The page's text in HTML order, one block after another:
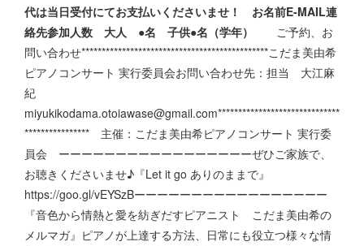
代は当日受付にてお支払いくださいませ！ お名前E-MAIL連
絡先参加人数 大人 ●名 子供●名（学年）
ご予約、お
問い合わせ**********************************************こだま美由希
ピアノコンサート 実行委員会お問い合わせ先：担当 大江麻
紀
miyukikodama.otoiawase@gmail.com******************************
**************** 主催：こだま美由希ピアノコンサート 実行委
員会 ーーーーーーーーーーーーーーーーーぜひご家族で、
お聴きくださいませ♪『Let it go ありのままで』
https://goo.gl/vEYSzBーーーーーーーーーーーーーーーーー
『音色から情熱と愛を紡ぎだすピアニスト こだま美由希の
メルマガ』ピアノが上達する方法、日常にも役立つ様々な情